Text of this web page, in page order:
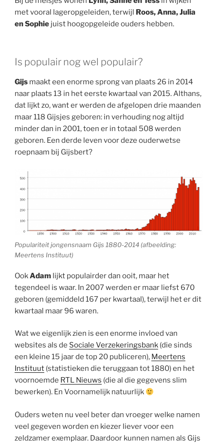
met vooral lageropgeleiden, terwijl Roos, Anna, Julia
en Sophie juist hoogopgeleide ouders hebben.
Is populair nog wel populair?
Gijs maakt een enorme sprong van plaats 26 in 2014
naar plaats 13 in het eerste kwartaal van 2015. Althans,
dat lijkt zo, want er werden de afgelopen drie maanden
maar 118 Gijsjes geboren: in verhouding nog altijd
minder dan in 2001, toen er in totaal 508 werden
geboren. Een derde leven voor deze ouderwetse
roepnaam bij Gijsbert?
Populariteit jongensnaam Gijs 1880-2014 (afbeelding:
Meertens Instituut)
OokAdam lijkt populairder dan ooit, maar het
tegendeel is waar. In 2007 werden er maar liefst 670
geboren (gemiddeld 167 per kwartaal), terwijl het er dit
kwartaal maar 96 waren.
Wat we eigenlijk zien is een enorme invloed van
websites als de Sociale Verzekeringsbank (die sinds
een kleine 15 jaar de top 20 publiceren), Meertens
Instituut (statistieken die teruggaan tot 1880) en het
voornoemde RTL Nieuws (die al die gegevens slim
bewerken). En Voornamelijk natuurlijk
Ouders weten nu veel beter dan vroeger welke namen
veel gegeven worden en kiezer liever voor een
zeldzamer exemplaar. Daardoor kunnen namen als Gijs